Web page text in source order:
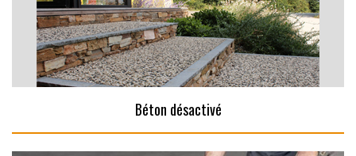
Béton désactivé